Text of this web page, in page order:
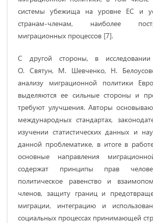
системы убежища на уровне ЕС и
странам-членам, наиболее
миграционных процессов [7].
С другой стороны, в
О. Святун, М. Шевченко, Н.
анализу миграционной политики
выделяются ее сильные стороны и
требуют улучшения. Авторы
международных стандартах,
изучении статистических данных и
данной проблематике, в итоге в
основные направления
содержат принципы прав
политическое равенство и
членов, защиту границ и
миграции, интеграцию и
социальных процессах принимающей